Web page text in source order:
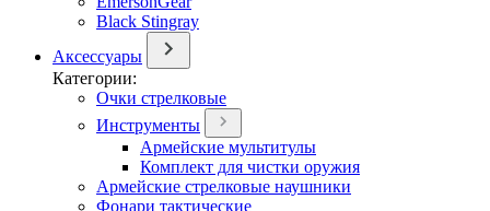
Black Stingray
Аксессуары
Категории:
Очки стрелковые
Инструменты
Армейские мультитулы
Комплект для чистки оружия
Армейские стрелковые наушники
Фонари тактические